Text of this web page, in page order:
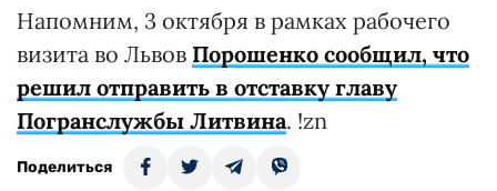
Напомним, 3 октября в рамках рабочего
визита во Львов Порошенко сообщил, что
решил отправить в отставку главу
Погранслужбы Литвина. !zn
Поделиться